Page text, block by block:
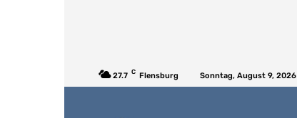
27.7 C Flensburg Sonntag, August 9, 2026